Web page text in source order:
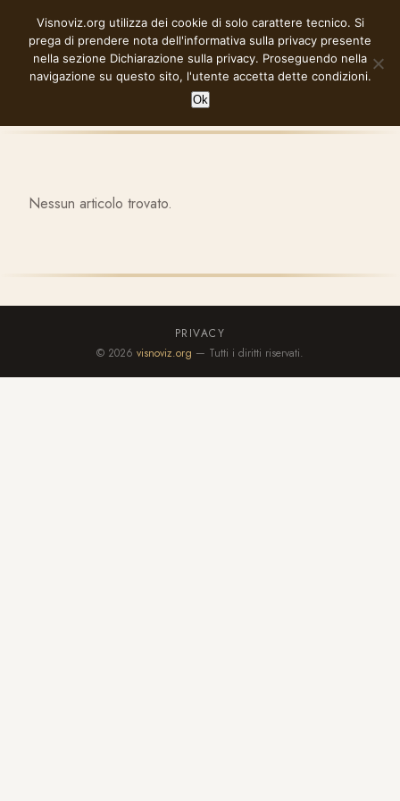
contenuto
VISNOVIZ.ORG
Nessun articolo trovato.
PRIVACY
© 2026 visnoviz.org — Tutti i diritti riservati.
Visnoviz.org utilizza dei cookie di solo carattere tecnico. Si
prega di prendere nota dell'informativa sulla privacy presente
nella sezione Dichiarazione sulla privacy. Proseguendo nella
navigazione su questo sito, l'utente accetta dette condizioni.
Ok